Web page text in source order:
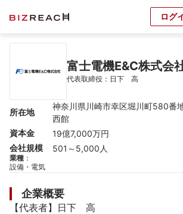
ログ
富士電機E&C株式会
代表取締役：日下　高
所在地
神奈川県川崎市幸区堀川町580番
西館
資本金
19億7,000万円
会社規模
501～5,000人
業種 ：
設備・電気
企業概要
【代表者】日下　高